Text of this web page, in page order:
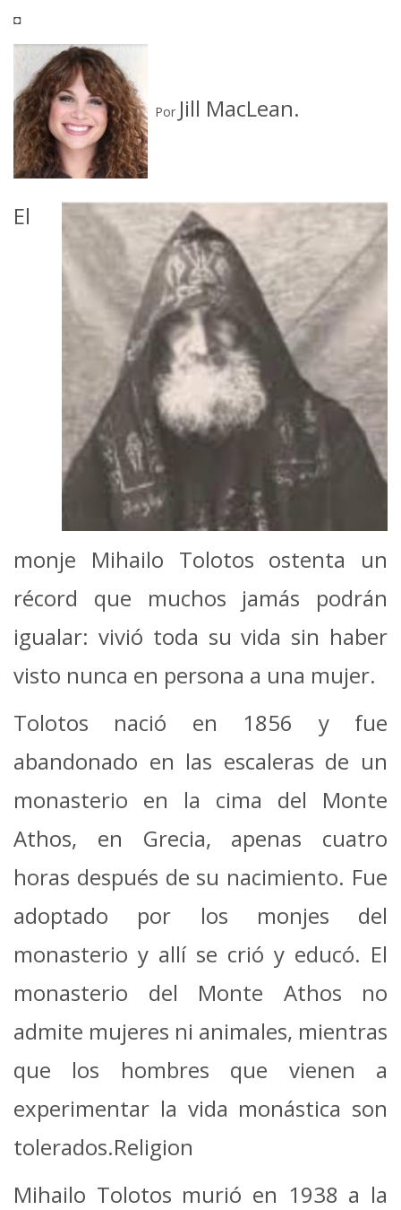
◘
Por Jill MacLean.
El
monje Mihailo Tolotos ostenta un
récord que muchos jamás podrán
igualar: vivió toda su vida sin haber
visto nunca en persona a una mujer.
Tolotos nació en 1856 y fue
abandonado en las escaleras de un
monasterio en la cima del Monte
Athos, en Grecia, apenas cuatro
horas después de su nacimiento. Fue
adoptado por los monjes del
monasterio y allí se crió y educó. El
monasterio del Monte Athos no
admite mujeres ni animales, mientras
que los hombres que vienen a
experimentar la vida monástica son
tolerados.Religion
Mihailo Tolotos murió en 1938 a la